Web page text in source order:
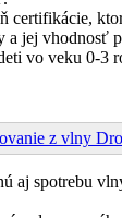
certifikácie,
a jej vhodnosť
vo veku 0-3
z vlny
aj spotrebu